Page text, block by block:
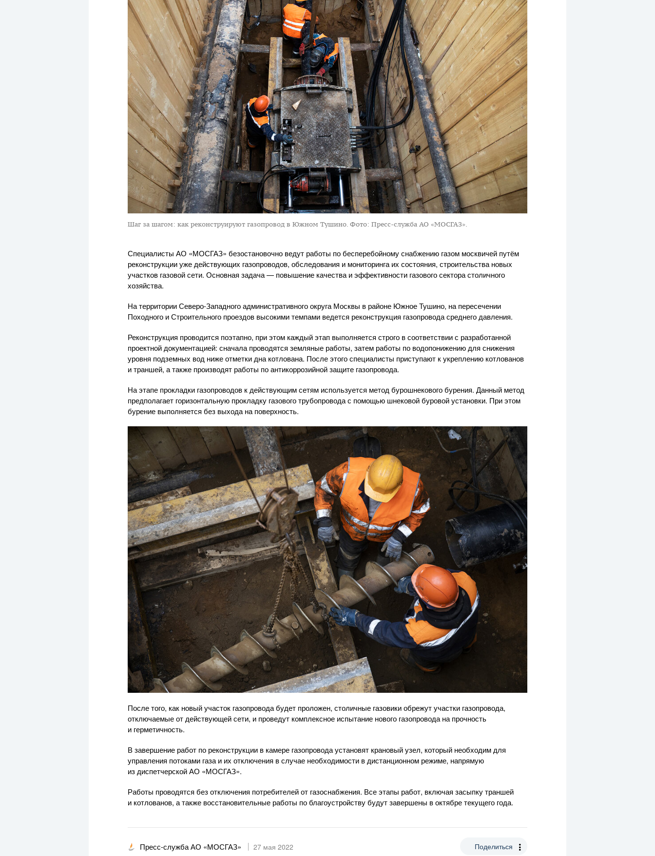
Шаг за шагом: как реконструируют газопровод в Южном Тушино. Фото: Пресс-служба АО «МОСГАЗ».
Специалисты АО «МОСГАЗ» безостановочно ведут работы по бесперебойному снабжению газом москвичей путём
реконструкции уже действующих газопроводов, обследования и мониторинга их состояния, строительства новых
участков газовой сети. Основная задача — повышение качества и эффективности газового сектора столичного
хозяйства.
На территорииСеверо-Западногоадминистративного округа Москвы в районе Южное Тушино, на пересечении
Походного и Строительного проездов высокими темпами ведется реконструкция газопровода среднего давления.
Реконструкция проводится поэтапно, при этом каждый этап выполняется строго в соответствии с разработанной
проектной документацией: сначала проводятся земляные работы, затем работы по водопонижению для снижения
уровня подземных вод ниже отметки дна котлована. После этого специалисты приступают к укреплению котлованов
и траншей, а также производят работы по антикоррозийной защите газопровода.
На этапе прокладки газопроводов к действующим сетям используется метод бурошнекового бурения. Данный метод
предполагает горизонтальную прокладку газового трубопровода с помощью шнековой буровой установки. При этом
бурение выполняется без выхода на поверхность.
После того, как новый участок газопровода будет проложен, столичные газовики обрежут участки газопровода,
отключаемые от действующей сети, и проведут комплексное испытание нового газопровода на прочность
и герметичность.
В завершение работ по реконструкции в камере газопровода установят крановый узел, который необходим для
управления потоками газа и их отключения в случае необходимости в дистанционном режиме, напрямую
из диспетчерскойАО «МОСГАЗ».
Работы проводятся без отключения потребителей от газоснабжения. Все этапы работ, включая засыпку траншей
и котлованов, а также восстановительные работы по благоустройству будут завершены в октябре текущего года.
Пресс-служба АО «МОСГАЗ» 27 мая 2022 Поделиться